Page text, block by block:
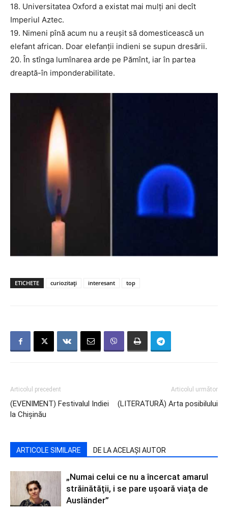
18. Universitatea Oxford a existat mai mulți ani decît
Imperiul Aztec.
19. Nimeni pînă acum nu a reușit să domesticească un
elefant african. Doar elefanții indieni se supun dresării.
20. În stînga lumînarea arde pe Pămînt, iar în partea
dreaptă-în imponderabilitate.
ETICHETE curiozitați interesant top
Articolul precedent
(EVENIMENT) Festivalul Indiei
la Chișinău
Articolul următor
(LITERATURĂ) Arta posibilului
ARTICOLE SIMILARE DE LA ACELAȘI AUTOR
„Numai celui ce nu a încercat amarul
străinătății, i se pare ușoară viața de
Ausländer”